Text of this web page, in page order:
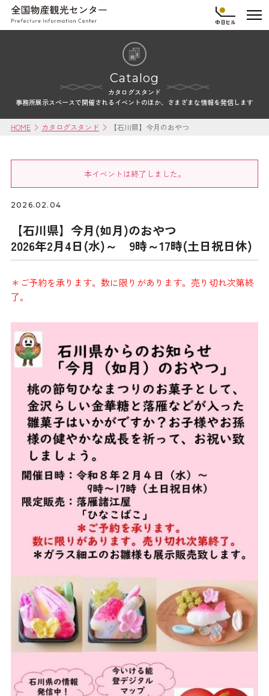
Catalog
カタログスタンド
事務所展示スペースで開催されるイベントのほか、さまざまな情報を発信します
HOME カタログスタンド 【石川県】今月のおやつ
本イベントは終了しました。
2026.02.04
【石川県】今月(如月)のおやつ
2026年2月4日(水)～ 9時～17時(土日祝日休)
＊ご予約を承ります。数に限りがあります。売り切れ次第終
了。